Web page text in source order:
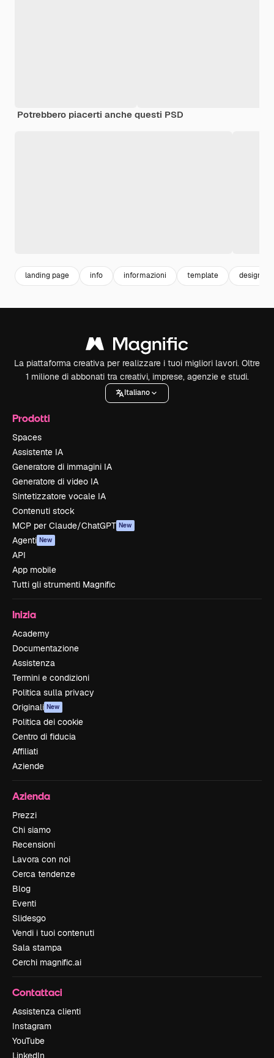
Potrebbero piacerti anche questi PSD
landing page info informazioni template designer
La piattaforma creativa per realizzare i tuoi migliori lavori. Oltre
1 milione di abbonati tra creativi, imprese, agenzie e studi.
Italiano
Prodotti
Spaces
Assistente IA
Generatore di immagini IA
Generatore di video IA
Sintetizzatore vocale IA
Contenuti stock
MCP per Claude/ChatGPT New
Agenti New
API
App mobile
Tutti gli strumenti Magnific
Inizia
Academy
Documentazione
Assistenza
Termini e condizioni
Politica sulla privacy
Originali New
Politica dei cookie
Centro di fiducia
Affiliati
Aziende
Azienda
Prezzi
Chi siamo
Recensioni
Lavora con noi
Cerca tendenze
Blog
Eventi
Slidesgo
Vendi i tuoi contenuti
Sala stampa
Cerchi magnific.ai
Contattaci
Assistenza clienti
Instagram
YouTube
LinkedIn